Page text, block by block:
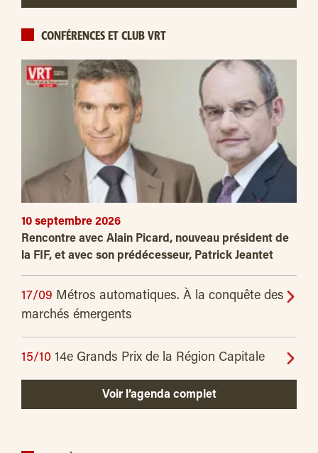
CONFÉRENCES ET CLUB VRT
10 septembre 2026
Rencontre avec Alain Picard, nouveau président de
la FIF, et avec son prédécesseur, Patrick Jeantet
17/09 Métros automatiques. À la conquête des
marchés émergents
15/10 14e Grands Prix de la Région Capitale
Voir l’agenda complet